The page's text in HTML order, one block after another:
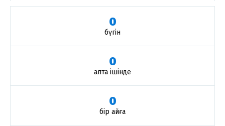
0
бүгін
0
апта ішінде
0
бір айға